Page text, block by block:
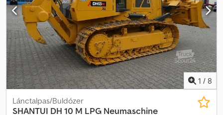
1 / 8
Lánctalpas/Buldózer
SHANTUI DH 10 M LPG Neumaschine